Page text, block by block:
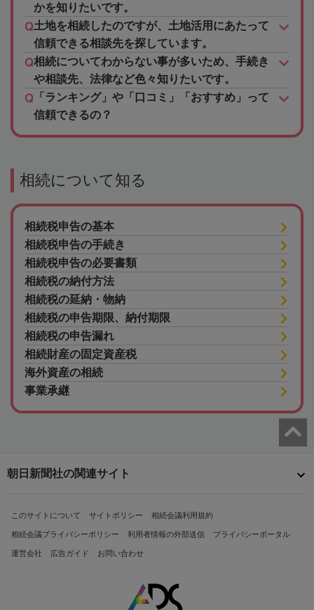
かを知りたいです。
土地を相続したのですが、土地活用にあたって
信頼できる相談先を探しています。
相続についてわからない事が多いため、手続き
や相談先、法律など色々知りたいです。
「ランキング」や「口コミ」「おすすめ」って
信頼できるの？
相続について知る
相続税申告の基本
相続税申告の手続き
相続税申告の必要書類
相続税の納付方法
相続税の延納・物納
相続税の申告期限、納付期限
相続税の申告漏れ
相続財産の固定資産税
海外資産の相続
事業承継
朝日新聞社の関連サイト
このサイトについて サイトポリシー 相続会議利用規約
相続会議プライバシーポリシー 利用者情報の外部送信 プライバシーポータル
運営会社 広告ガイド お問い合わせ